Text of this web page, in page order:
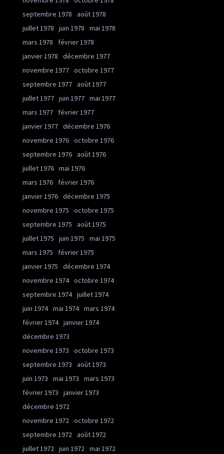
septembre 1978
août 1978
juillet 1978
juin 1978
mai 1978
mars 1978
février 1978
janvier 1978
décembre 1977
novembre 1977 octobre 1977
septembre 1977 août 1977
juillet 1977 juin 1977 mai 1977
mars 1977
février 1977
janvier 1977 décembre 1976
novembre 1976 octobre 1976
septembre 1976 août 1976
juillet 1976 mai 1976
mars 1976
février 1976
janvier 1976 décembre 1975
novembre 1975
octobre 1975
septembre 1975
août 1975
juillet 1975
juin 1975
mai 1975
mars 1975
février 1975
janvier 1975
décembre 1974
novembre 1974 octobre 1974
septembre 1974 juillet 1974
juin 1974 mai 1974 mars 1974
février 1974 janvier 1974
décembre 1973
novembre 1973
octobre 1973
septembre 1973
août 1973
juin 1973
mai 1973
mars 1973
février 1973
janvier 1973
décembre 1972
novembre 1972 octobre 1972
septembre 1972 août 1972
juillet 1972 juin 1972 mai 1972